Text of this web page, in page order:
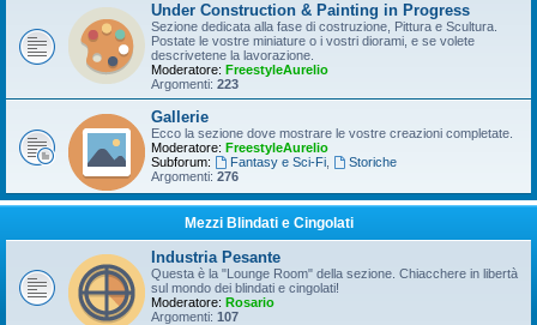
Under Construction & Painting in Progress
Sezione dedicata alla fase di costruzione, Pittura e Scultura.
Postate le vostre miniature o i vostri diorami, e se volete
descrivetene la lavorazione.
Moderatore: FreestyleAurelio
Argomenti: 223
Gallerie
Ecco la sezione dove mostrare le vostre creazioni completate.
Moderatore: FreestyleAurelio
Subforum:
Fantasy e Sci-Fi,
Storiche
Argomenti: 276
Mezzi Blindati e Cingolati
Industria Pesante
Questa è la "Lounge Room" della sezione. Chiacchere in libertà
sul mondo dei blindati e cingolati!
Moderatore: Rosario
Argomenti: 107